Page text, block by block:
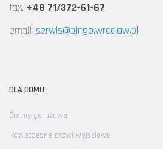
fax. +48 71/372-61-67
email: serwis@bingo.wroclaw.pl
DLA DOMU
Bramy garażowe
Nowoczesne drzwi wejściowe